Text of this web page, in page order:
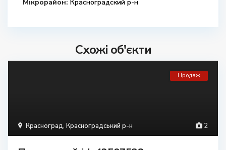
Мікрорайон: Красноградский р-н
Схожі об'єкти
2
Красноград, Красноградський р-н
Продаж